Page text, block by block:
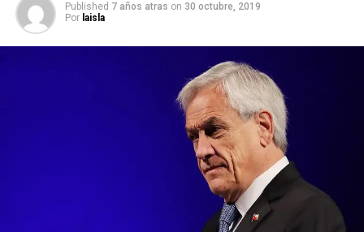
Published 7 años atras on 30 octubre, 2019
Por laisla